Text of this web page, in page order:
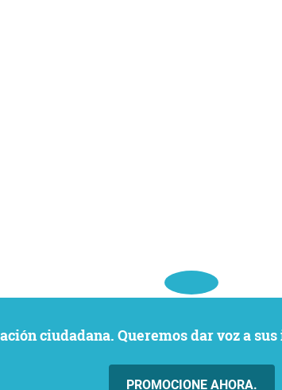
ciudadana. Queremos dar voz a
PROMOCIONE AHORA.